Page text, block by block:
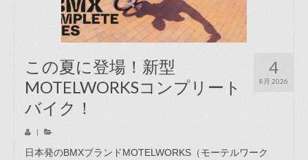
4
8月 2026
この夏に登場！新型
MOTELWORKSコンプリート
バイク！
日本発のBMXブランドMOTELWORKS（モーテルワーク